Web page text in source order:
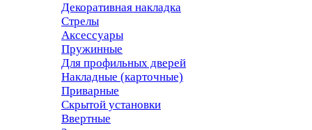
Декоративная накладка
Стрелы
Аксессуары
Пружинные
Для профильных дверей
Накладные (карточные)
Приварные
Скрытой установки
Ввертные